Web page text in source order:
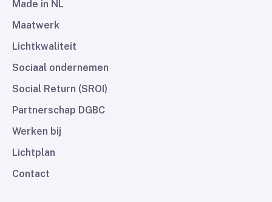
Made in NL
Maatwerk
Lichtkwaliteit
Sociaal ondernemen
Social Return (SROI)
Partnerschap DGBC
Werken bij
Lichtplan
Contact